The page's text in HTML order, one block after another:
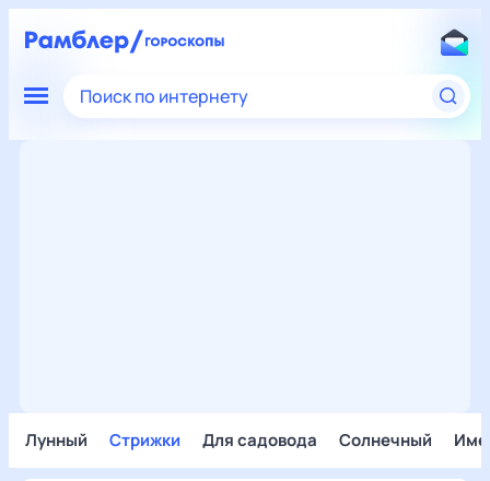
Поиск по интернету
Лунный Стрижки Для садовода Солнечный